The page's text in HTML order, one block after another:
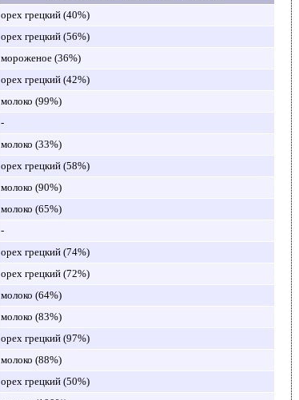
орех грецкий (40%)
орех грецкий (56%)
мороженое (36%)
орех грецкий (42%)
молоко (99%)
-
молоко (33%)
орех грецкий (58%)
молоко (90%)
молоко (65%)
-
орех грецкий (74%)
орех грецкий (72%)
молоко (64%)
молоко (83%)
орех грецкий (97%)
молоко (88%)
орех грецкий (50%)